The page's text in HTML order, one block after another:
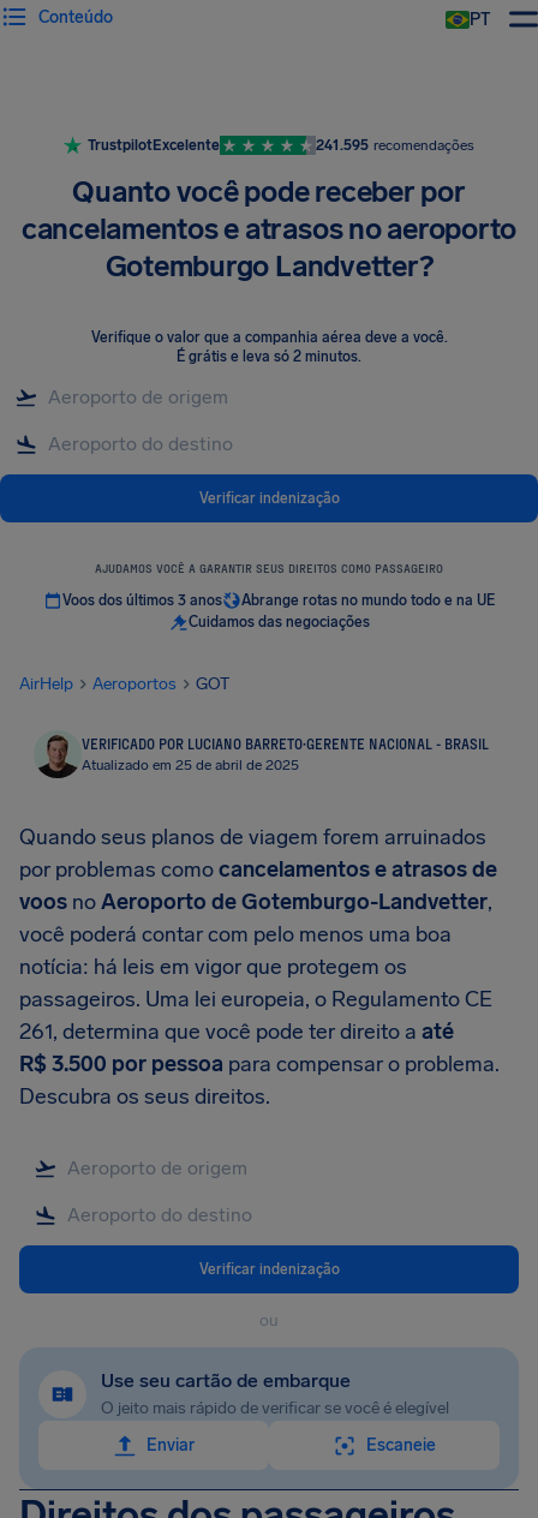
PT
Conteúdo
TrustpilotExcelente 241.595 recomendações
Quanto você pode receber por
cancelamentos e atrasos no aeroporto
Gotemburgo Landvetter?
Verifique o valor que a companhia aérea deve a você.
É grátis e leva só 2 minutos.
Verificar indenização
AJUDAMOS VOCÊ A GARANTIR SEUS DIREITOS COMO PASSAGEIRO
Voos dos últimos 3 anos
Abrange rotas no mundo todo e na UE
Cuidamos das negociações
AirHelp Aeroportos GOT
VERIFICADO POR LUCIANO BARRETO·GERENTE NACIONAL - BRASIL
Atualizado em 25 de abril de 2025
Quando seus planos de viagem forem arruinados
por problemas comocancelamentos e atrasos de
voos noAeroporto de Gotemburgo-Landvetter,
você poderá contar com pelo menos uma boa
notícia: há leis em vigor que protegem os
passageiros. Uma lei europeia, o Regulamento CE
261, determina que você pode ter direito a até
R$ 3.500 por pessoa para compensar o problema.
Descubra os seus direitos.
Verificar indenização
ou
Use seu cartão de embarque
O jeito mais rápido de verificar se você é elegível
Enviar
Escaneie